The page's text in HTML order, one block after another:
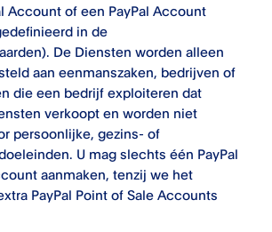
Account of een PayPal Account
in de
De Diensten worden alleen
aan eenmanszaken, bedrijven of
die een bedrijf exploiteren dat
verkoopt en worden niet
persoonlijke, gezins- of
U mag slechts één PayPal
aanmaken, tenzij we het
PayPal Point of Sale Accounts